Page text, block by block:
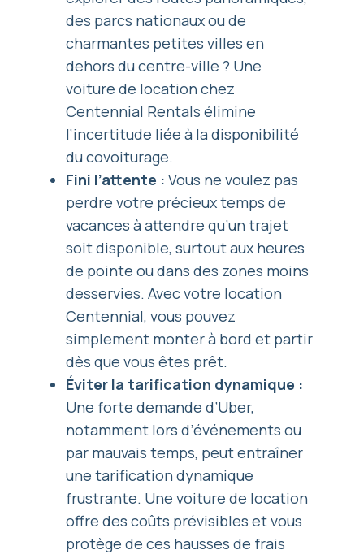
des parcs nationaux ou de
charmantes petites villes en
dehors du centre-ville ? Une
voiture de location chez
Centennial Rentals élimine
l’incertitude liée à la disponibilité
du covoiturage.
Fini l’attente : Vous ne voulez pas
perdre votre précieux temps de
vacances à attendre qu’un trajet
soit disponible, surtout aux heures
de pointe ou dans des zones moins
desservies. Avec votre location
Centennial, vous pouvez
simplement monter à bord et partir
dès que vous êtes prêt.
Éviter la tarification dynamique :
Une forte demande d’Uber,
notamment lors d’événements ou
par mauvais temps, peut entraîner
une tarification dynamique
frustrante. Une voiture de location
offre des coûts prévisibles et vous
protège de ces hausses de frais